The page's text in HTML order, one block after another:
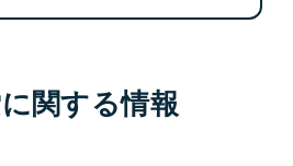
関する情報